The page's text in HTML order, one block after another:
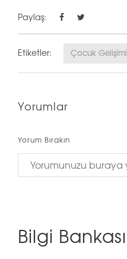
Paylaş:
Etiketler: Çocuk Gelişimi
Yorumlar
Yorum Bırakın
Bilgi Bankası